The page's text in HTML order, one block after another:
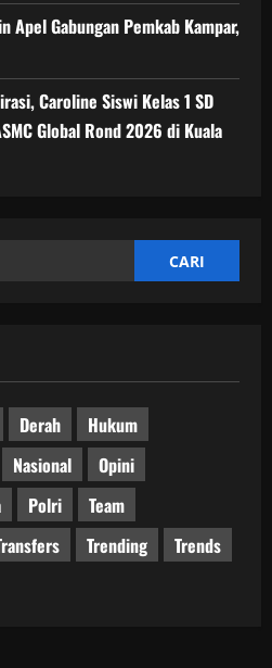
Apel Gabungan Pemkab Kampar,
Caroline Siswi Kelas 1 SD
Global Rond 2026 di Kuala
Derah
Hukum
Nasional
Opini
Polri
Team
Trending
Trends